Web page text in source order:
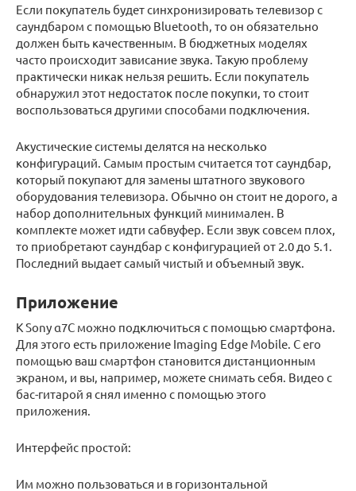
Если покупатель будет синхронизировать телевизор с
саундбаром с помощью Bluetooth, то он обязательно
должен быть качественным. В бюджетных моделях
часто происходит зависание звука. Такую проблему
практически никак нельзя решить. Если покупатель
обнаружил этот недостаток после покупки, то стоит
воспользоваться другими способами подключения.
Акустические системы делятся на несколько
конфигураций. Самым простым считается тот саундбар,
который покупают для замены штатного звукового
оборудования телевизора. Обычно он стоит не дорого, а
набор дополнительных функций минимален. В
комплекте может идти сабвуфер. Если звук совсем плох,
то приобретают саундбар с конфигурацией от 2.0 до 5.1.
Последний выдает самый чистый и объемный звук.
Приложение
К Sony α7C можно подключиться с помощью смартфона.
Для этого есть приложение Imaging Edge Mobile. С его
помощью ваш смартфон становится дистанционным
экраном, и вы, например, можете снимать себя. Видео с
бас-гитарой я снял именно с помощью этого
приложения.
Интерфейс простой:
Им можно пользоваться и в горизонтальной